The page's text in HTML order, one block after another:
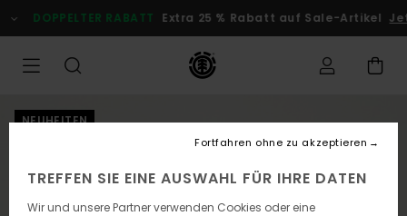
zur
Produktinformation
DOPPELTER RABATT Extra 25 % Rabatt auf Sale-Artikel
NEUHEITEN
TREFFEN SIE EINE AUSWAHL FÜR IHRE DATEN
Wir und unsere Partner verwenden Cookies oder eine
Fortfahren ohne zu akzeptieren